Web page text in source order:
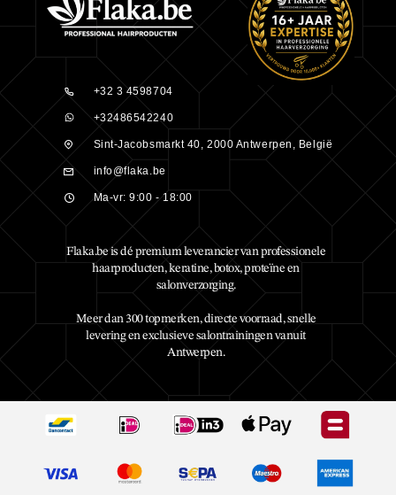
+32 3 4598704
+32486542240
Sint-Jacobsmarkt 40, 2000 Antwerpen, België
info@flaka.be
Ma-vr: 9:00 - 18:00
Flaka.be is dé premium leverancier van professionele
haarproducten, keratine, botox, proteïne en
salonverzorging.
Meer dan 300 topmerken, directe voorraad, snelle
levering en exclusieve salontrainingen vanuit
Antwerpen.